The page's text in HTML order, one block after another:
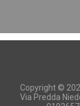
Copyright ©
Via Predda